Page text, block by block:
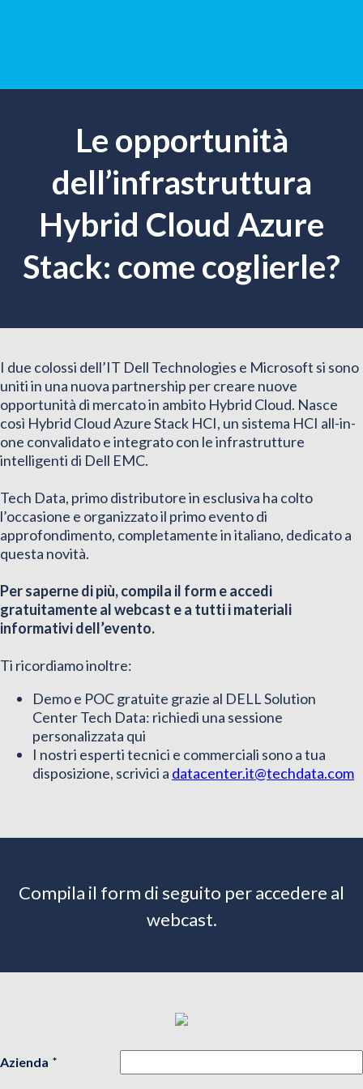
Le opportunità
dell’infrastruttura
Hybrid Cloud Azure
Stack: come coglierle?
I due colossi dell’IT Dell Technologies e Microsoft si sono
uniti in una nuova partnership per creare nuove
opportunità di mercato in ambito Hybrid Cloud. Nasce
così Hybrid Cloud Azure Stack HCI, un sistema HCI all-in-
one convalidato e integrato con le infrastrutture
intelligenti di Dell EMC.
Tech Data, primo distributore in esclusiva ha colto
l’occasione e organizzato il primo evento di
approfondimento, completamente in italiano, dedicato a
questa novità.
Per saperne di più, compila il form e accedi
gratuitamente al webcast e a tutti i materiali
informativi dell’evento.
Ti ricordiamo inoltre:
Demo e POC gratuite grazie al DELL Solution
Center Tech Data: richiedi una sessione
personalizzata qui
I nostri esperti tecnici e commerciali sono a tua
disposizione, scrivici a datacenter.it@techdata.com
Compila il form di seguito per accedere al
webcast.
*
Azienda